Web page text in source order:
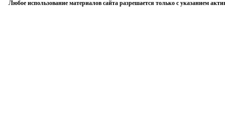
Любое использование материалов сайта разрешается только с указанием